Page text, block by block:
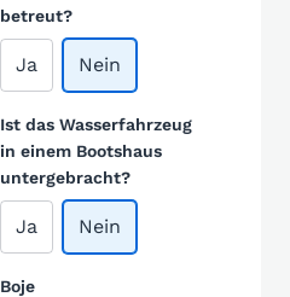
betreut?
Ja Nein
Ist das Wasserfahrzeug
in einem Bootshaus
untergebracht?
Ja Nein
Boje